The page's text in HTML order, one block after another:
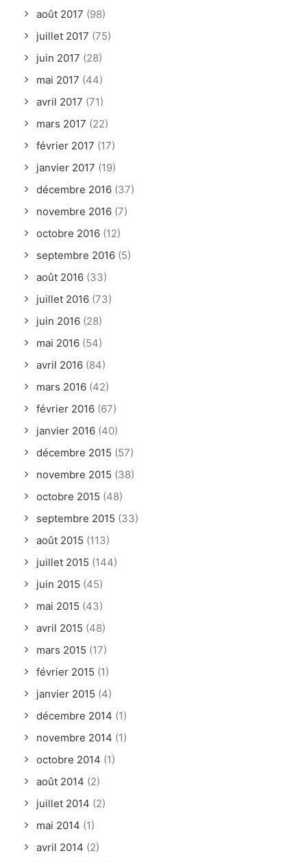
août 2017 (98)
juillet 2017 (75)
juin 2017 (28)
mai 2017 (44)
avril 2017 (71)
mars 2017 (22)
février 2017 (17)
janvier 2017 (19)
décembre 2016 (37)
novembre 2016 (7)
octobre 2016 (12)
septembre 2016 (5)
août 2016 (33)
juillet 2016 (73)
juin 2016 (28)
mai 2016 (54)
avril 2016 (84)
mars 2016 (42)
février 2016 (67)
janvier 2016 (40)
décembre 2015 (57)
novembre 2015 (38)
octobre 2015 (48)
septembre 2015 (33)
août 2015 (113)
juillet 2015 (144)
juin 2015 (45)
mai 2015 (43)
avril 2015 (48)
mars 2015 (17)
février 2015 (1)
janvier 2015 (4)
décembre 2014 (1)
novembre 2014 (1)
octobre 2014 (1)
août 2014 (2)
juillet 2014 (2)
mai 2014 (1)
avril 2014 (2)